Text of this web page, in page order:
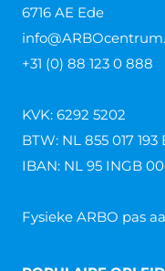
In welke talen
VCA is verplicht in
beroepen. Deze